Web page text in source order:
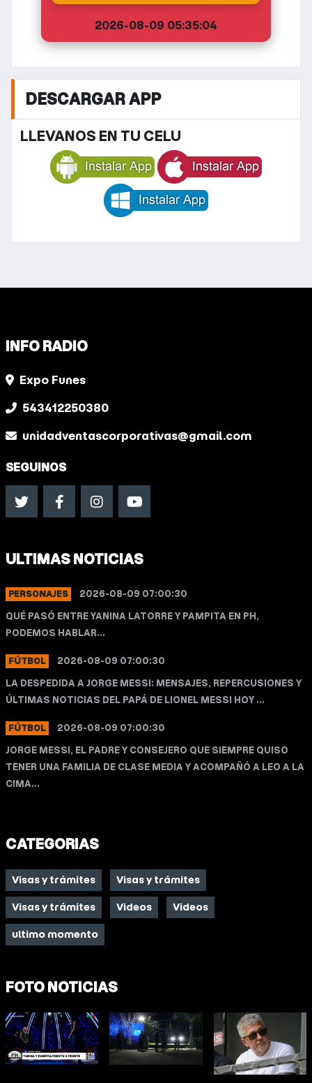
2026-08-09 05:35:04
DESCARGAR APP
LLEVANOS EN TU CELU
INFO RADIO
Expo Funes
543412250380
unidadventascorporativas@gmail.com
SEGUINOS
ULTIMAS NOTICIAS
PERSONAJES
2026-08-09 07:00:30
QUÉ PASÓ ENTRE YANINA LATORRE Y PAMPITA EN PH,
PODEMOS HABLAR...
FÚTBOL
2026-08-09 07:00:30
LA DESPEDIDA A JORGE MESSI: MENSAJES, REPERCUSIONES Y
ÚLTIMAS NOTICIAS DEL PAPÁ DE LIONEL MESSI HOY ...
FÚTBOL
2026-08-09 07:00:30
JORGE MESSI, EL PADRE Y CONSEJERO QUE SIEMPRE QUISO
TENER UNA FAMILIA DE CLASE MEDIA Y ACOMPAÑÓ A LEO A LA
CIMA...
CATEGORIAS
Visas y trámites Visas y trámites
Visas y trámites Videos Videos
ultimo momento
FOTO NOTICIAS